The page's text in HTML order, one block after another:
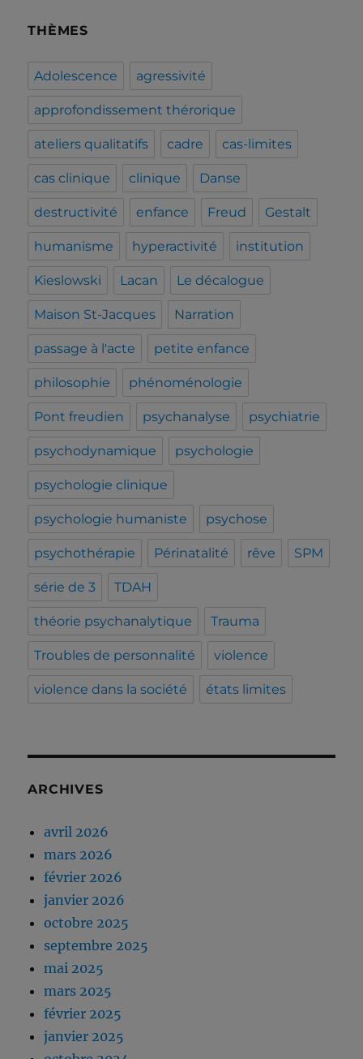
THÈMES
Adolescence agressivité
approfondissement thérorique
ateliers qualitatifs cadre cas-limites
cas clinique clinique Danse
destructivité enfance Freud Gestalt
humanisme hyperactivité institution
Kieslowski Lacan Le décalogue
Maison St-Jacques Narration
passage à l'acte petite enfance
philosophie phénoménologie
Pont freudien psychanalyse psychiatrie
psychodynamique psychologie
psychologie clinique
psychologie humaniste psychose
psychothérapie Périnatalité rêve SPM
série de 3 TDAH
théorie psychanalytique Trauma
Troubles de personnalité violence
violence dans la société états limites
ARCHIVES
avril 2026
mars 2026
février 2026
janvier 2026
octobre 2025
septembre 2025
mai 2025
mars 2025
février 2025
janvier 2025